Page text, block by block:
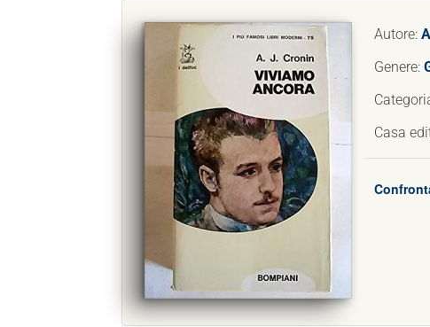
Autore:
Genere:
Casa